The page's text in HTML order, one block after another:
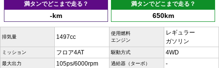
満タンでどこまで走る？
-km
満タンでどこまで走る？
650km
排気量 1497cc
使用燃料
エンジン
レギュラー
ガソリン
ミッション フロア4AT 駆動方式 4WD
最大出力 105ps/6000rpm 過給器（ターボ） -